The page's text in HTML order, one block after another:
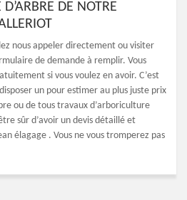
DE NOTRE
nous appeler directement ou visiter
de demande à remplir. Vous
si vous voulez en avoir. C’est
un pour estimer au plus juste prix
ou de tous travaux d’arboriculture
sûr d’avoir un devis détaillé et
élagage . Vous ne vous tromperez pas